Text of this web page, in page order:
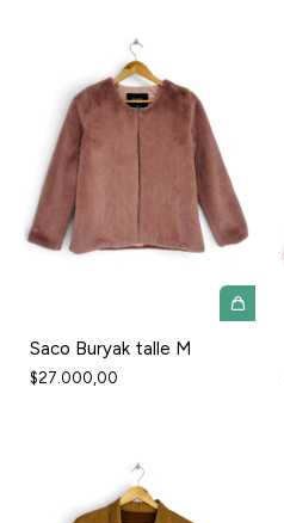
Saco Buryak talle M
$27.000,00